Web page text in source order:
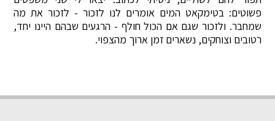
פשוטים: בטימקאט המים אומרים לנו לזכור - לזכור את מה
שמחבר. ולזכור שגם אם הכול חולף - הרגעים שבהם היינו יחד,
רטובים וצוחקים, נשארים זמן ארוך מהצפוי.